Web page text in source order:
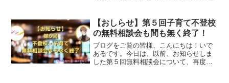
当にありがとうございます。PLSのLINE
では、...
【おしらせ】第５回子育て不登校
の無料相談会も間も無く終了！
ブログをご覧の皆様、こんにちは！いで
あるです。今日は、以前、お知らせしま
した第５回無料相談会について、再度、